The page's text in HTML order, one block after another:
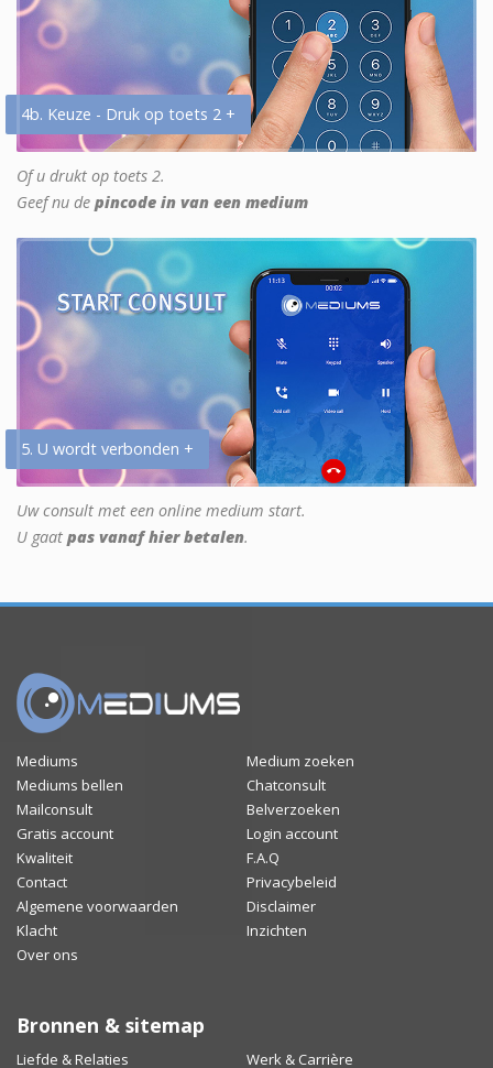
4b. Keuze - Druk op toets 2 +
Of u drukt op toets 2.
Geef nu de pincode in van een medium
5. U wordt verbonden +
Uw consult met een online medium start.
U gaat pas vanaf hier betalen.
Mediums
Medium zoeken
Mediums bellen
Chatconsult
Mailconsult
Belverzoeken
Gratis account
Login account
Kwaliteit
F.A.Q
Contact
Privacybeleid
Algemene voorwaarden
Disclaimer
Klacht
Inzichten
Over ons
Bronnen & sitemap
Liefde & Relaties Werk & Carrière